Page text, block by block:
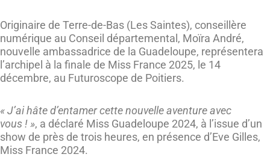
Originaire de Terre-de-Bas (Les Saintes), conseillère
numérique au Conseil départemental, Moïra André,
nouvelle ambassadrice de la Guadeloupe, représentera
l’archipel à la finale de Miss France 2025, le 14
décembre, au Futuroscope de Poitiers.
« J’ai hâte d’entamer cette nouvelle aventure avec
vous ! », a déclaré Miss Guadeloupe 2024, à l’issue d’un
show de près de trois heures, en présence d’Eve Gilles,
Miss France 2024.